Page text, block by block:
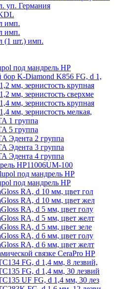
уп. Германия
имп.
имп.
(1 шт.) имп.
под мандрель HP
K-Diamond K856 FG, d 1,
мм, зернистость крупная
мм, зернистость сверхме
мм, зернистость крупная
мм, зернистость мелкая,
1 группа
5 группа
Эдента 2 группа
Эдента 3 группа
Эдента 4 группа
HP11006UM-100
под мандрель HP
под мандрель HP
RA, d 10 мм, цвет гол
RA, d 10 мм, цвет жел
RA, d 5 мм, цвет голу
RA, d 5 мм, цвет желт
RA, d 5 мм, цвет зеле
RA, d 6 мм, цвет голу
RA, d 6 мм, цвет желт
связке CeraPro HP
FG, d 1,4 мм, 8 лезвий,
FG, d 1,4 мм, 30 лезвий
UF FG, d 1,4 мм, 30 лез